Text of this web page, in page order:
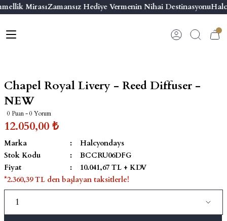
MirasıZamansız Hediye Vermenin Nihai Destinasyonu
Geri Dön
Geri Dön
ve Aksesuarlar
Mum
Geri Dön
Yivli Kabaşon Bilezik
Geri Dön
Seriler
Elephant
Chapel Royal Livery - Reed Diffuser -
NEW
0 Puan - 0 Yorum
12.050,00 ₺
Marka
Halcyondays
Stok Kodu
BCCRU06DFG
Fiyat
10.041,67 TL + KDV
*2.360,39 TL den başlayan taksitlerle!